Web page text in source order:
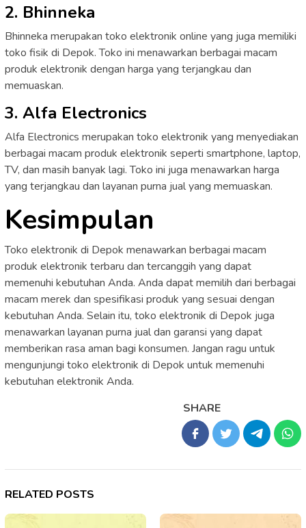
2. Bhinneka
Bhinneka merupakan toko elektronik online yang juga memiliki
toko fisik di Depok. Toko ini menawarkan berbagai macam
produk elektronik dengan harga yang terjangkau dan
memuaskan.
3. Alfa Electronics
Alfa Electronics merupakan toko elektronik yang menyediakan
berbagai macam produk elektronik seperti smartphone, laptop,
TV, dan masih banyak lagi. Toko ini juga menawarkan harga
yang terjangkau dan layanan purna jual yang memuaskan.
Kesimpulan
Toko elektronik di Depok menawarkan berbagai macam
produk elektronik terbaru dan tercanggih yang dapat
memenuhi kebutuhan Anda. Anda dapat memilih dari berbagai
macam merek dan spesifikasi produk yang sesuai dengan
kebutuhan Anda. Selain itu, toko elektronik di Depok juga
menawarkan layanan purna jual dan garansi yang dapat
memberikan rasa aman bagi konsumen. Jangan ragu untuk
mengunjungi toko elektronik di Depok untuk memenuhi
kebutuhan elektronik Anda.
SHARE
RELATED POSTS